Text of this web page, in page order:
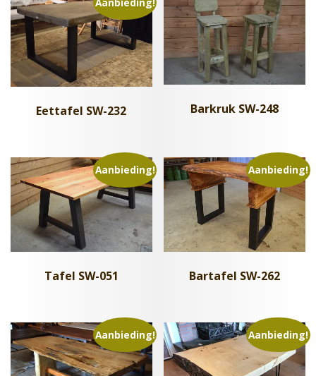
Eettafel SW-232 Barkruk SW-248
Aanbieding!
Tafel SW-051
Aanbieding!
Bartafel SW-262
Aanbieding! Aanbieding!